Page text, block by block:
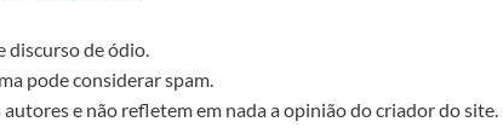
discurso de ódio.
pode considerar spam.
e não refletem em nada a opinião do criador do site.